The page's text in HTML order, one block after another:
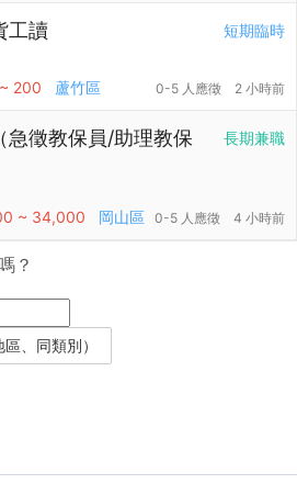
短期臨時
工讀
200 蘆竹區 0-5 人應徵 2 小時前
長期兼職
急徵教保員/助理教保
~ 34,000 岡山區 0-5 人應徵 4 小時前
？